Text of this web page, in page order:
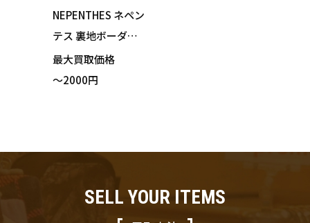
NEPENTHES ネペン
テス 裏地ボーダー
デニム ジャケット
グレー Mサイズ
最大買取価格
～2000円
SELL YOUR ITEMS